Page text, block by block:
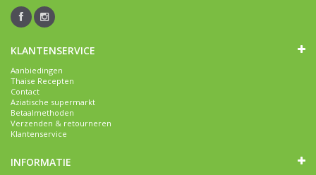
KLANTENSERVICE
Aanbiedingen
Thaise Recepten
Contact
Aziatische supermarkt
Betaalmethoden
Verzenden & retourneren
Klantenservice
INFORMATIE